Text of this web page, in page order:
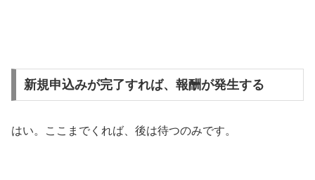
新規申込みが完了すれば、報酬が発生する
はい。ここまでくれば、後は待つのみです。